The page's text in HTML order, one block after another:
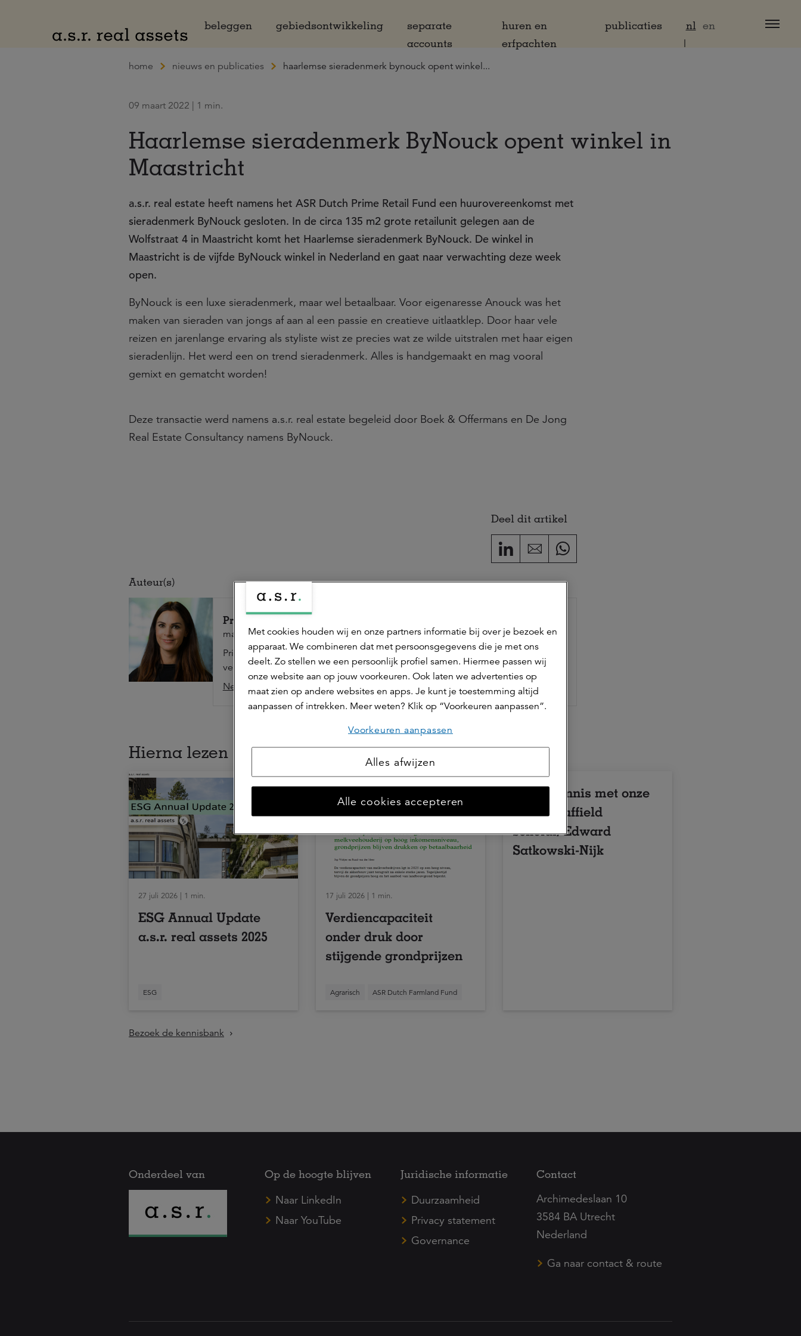
beleggen
gebiedsontwikkeling
separate
accounts
huren en
erfpachten
publicaties nl en
home nieuws en publicaties haarlemse sieradenmerk bynouck opent winkel...
09 maart 2022 | 1 min.
Haarlemse sieradenmerk ByNouck opent winkel in
Maastricht
a.s.r. real estate heeft namens het ASR Dutch Prime Retail Fund een huurovereenkomst met
sieradenmerk ByNouck gesloten. In de circa 135 m2 grote retailunit gelegen aan de
Wolfstraat 4 in Maastricht komt het Haarlemse sieradenmerk ByNouck. De winkel in
Maastricht is de vijfde ByNouck winkel in Nederland en gaat naar verwachting deze week
open.
ByNouck is een luxe sieradenmerk, maar wel betaalbaar. Voor eigenaresse Anouck was het
maken van sieraden van jongs af aan al een passie en creatieve uitlaatklep. Door haar vele
reizen en jarenlange ervaring als styliste wist ze precies wat ze wilde uitstralen met haar eigen
sieradenlijn. Het werd een on trend sieradenmerk. Alles is handgemaakt en mag vooral
gemixt en gematcht worden!
Deze transactie werd namens a.s.r. real estate begeleid door Boek & Offermans en De Jong
Real Estate Consultancy namens ByNouck.
Deel dit artikel
Auteur(s)
Prisella Jacobs
marketing & communicatie adviseur, events
Prisella is marketing & communicatie adviseur bij a.s.r. real assets en
verantwoordelijk voor events.
Neem contact op
Hierna lezen
27 juli 2026 | 1 min.
ESG Annual Update
a.s.r. real assets 2025
ESG
17 juli 2026 | 1 min.
Verdiencapaciteit
onder druk door
stijgende grondprijzen
Agrarisch ASR Dutch Farmland Fund
Maak kennis met onze
eerste Nuffield
scholar, Edward
Satkowski-Nijk
Bezoek de kennisbank
Onderdeel van
Op de hoogte blijven
Naar LinkedIn
Naar YouTube
Juridische informatie
Duurzaamheid
Privacy statement
Governance
Contact
Archimedeslaan 10
3584 BA Utrecht
Nederland
Ga naar contact & route
Met cookies houden wij en onze partners informatie bij over je bezoek en
apparaat. We combineren dat met persoonsgegevens die je met ons
deelt. Zo stellen we een persoonlijk profiel samen. Hiermee passen wij
onze website aan op jouw voorkeuren. Ook laten we advertenties op
maat zien op andere websites en apps. Je kunt je toestemming altijd
aanpassen of intrekken. Meer weten? Klik op “Voorkeuren aanpassen”.
Voorkeuren aanpassen
Alles afwijzen
Alle cookies accepteren